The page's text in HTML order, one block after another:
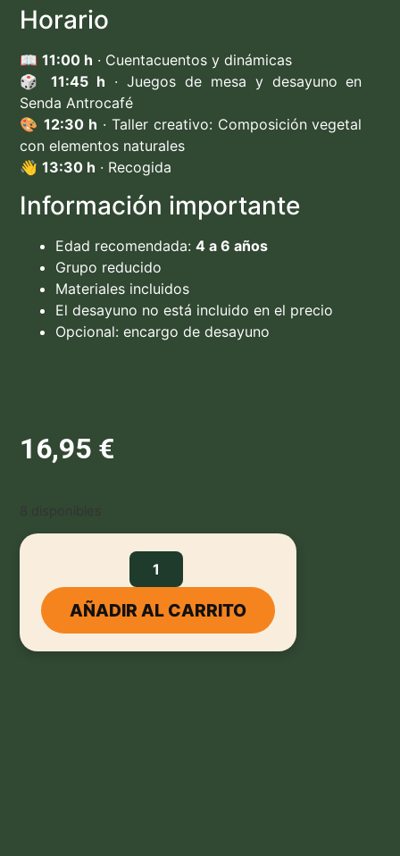
Horario
📖11:00 h · Cuentacuentos y dinámicas
🎲11:45 h · Juegos de mesa y desayuno en
Senda Antrocafé
🎨12:30 h · Taller creativo: Composición vegetal
con elementos naturales
👋13:30 h · Recogida
Información importante
Edad recomendada:4 a 6 años
Grupo reducido
Materiales incluidos
El desayuno no está incluido en el precio
Opcional: encargo de desayuno
16,95 €
AÑADIR AL CARRITO